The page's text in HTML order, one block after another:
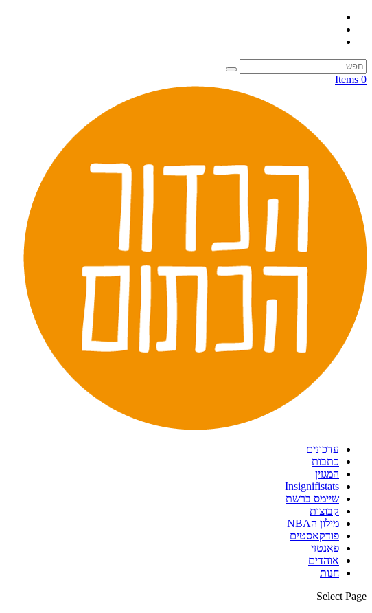
0 Items
עדכונים
כתבות
המגזין
Insignifistats
שיימס ברשת
קבוצות
מילון הNBA
פודקאסטים
פאנטזי
אוהדים
חנות
Select Page